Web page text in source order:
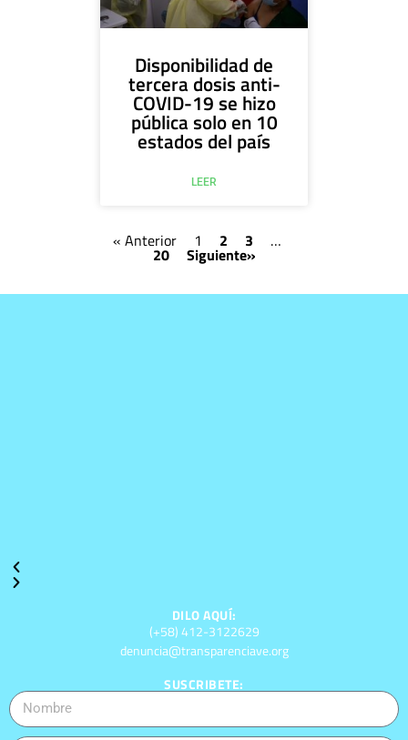
Disponibilidad de
tercera dosis anti-
COVID-19 se hizo
pública solo en 10
estados del país
LEER
« Anterior 1 2 3 …
20 Siguiente»
DILO AQUÍ:
(+58) 412-3122629
denuncia@transparenciave.org
SUSCRIBETE: